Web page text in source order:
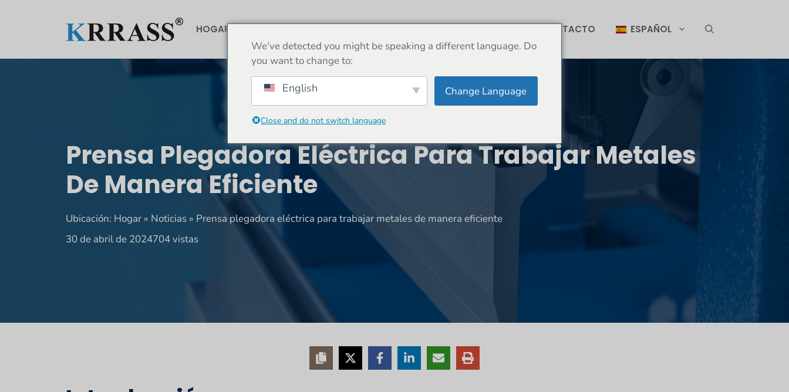
HOGAR CONTACTO ESPAÑOL
Prensa Plegadora Eléctrica Para Trabajar Metales
De Manera Eficiente
Ubicación: Hogar » Noticias » Prensa plegadora eléctrica para trabajar metales de manera eficiente
30 de abril de 2024704 vistas
We've detected you might be speaking a different language. Do
you want to change to:
English Change Language
Close and do not switch language